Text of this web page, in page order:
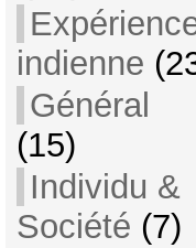
indienne
Général
(15)
Individu &
Société (7)